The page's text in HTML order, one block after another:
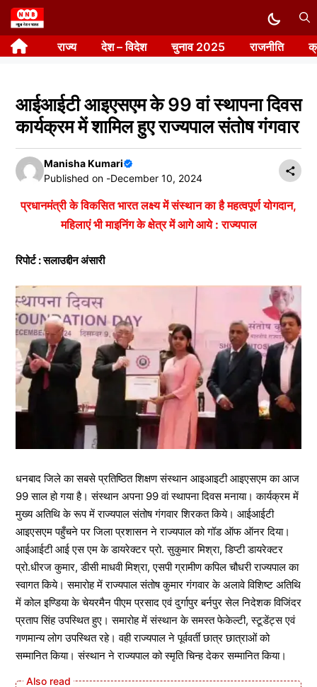
Skip
to
content राज्य देश – विदेश चुनाव 2025 राजनीति
आईआईटी आइएसएम के 99 वां स्थापना दिवस
कार्यक्रम में शामिल हुए राज्यपाल संतोष गंगवार
Manisha Kumari
Published on -December 10, 2024
प्रधानमंत्री के विकसित भारत लक्ष्य में संस्थान का है महत्वपूर्ण योगदान,
महिलाएं भी माइनिंग के क्षेत्र में आगे आये : राज्यपाल
रिपोर्ट : सलाउद्दीन अंसारी
धनबाद जिले का सबसे प्रतिष्ठित शिक्षण संस्थान आइआइटी आइएसएम का आज
99 साल हो गया है। संस्थान अपना 99 वां स्थापना दिवस मनाया। कार्यक्रम में
मुख्य अतिथि के रूप में राज्यपाल संतोष गंगवार शिरकत किये। आईआईटी
आइएसएम पहुँचने पर जिला प्रशासन ने राज्यपाल को गॉड ऑफ ऑनर दिया।
आईआईटी आई एस एम के डायरेक्टर प्रो. सुकुमार मिश्रा, डिप्टी डायरेक्टर
प्रो.धीरज कुमार, डीसी माधवी मिश्रा, एसपी ग्रामीण कपिल चौधरी राज्यपाल का
स्वागत किये। समारोह में राज्यपाल संतोष कुमार गंगवार के अलावे विशिष्ट अतिथि
में कोल इण्डिया के चेयरमैन पीएम प्रसाद एवं दुर्गापुर बर्नपुर सेल निदेशक विजिंदर
प्रताप सिंह उपस्थित हुए। समारोह में संस्थान के समस्त फेकेल्टी, स्टूडेंट्स एवं
गणमान्य लोग उपस्थित रहे। वही राज्यपाल ने पूर्ववर्ती छात्र छात्राओं को
सम्मानित किया। संस्थान ने राज्यपाल को स्मृति चिन्ह देकर सम्मानित किया।